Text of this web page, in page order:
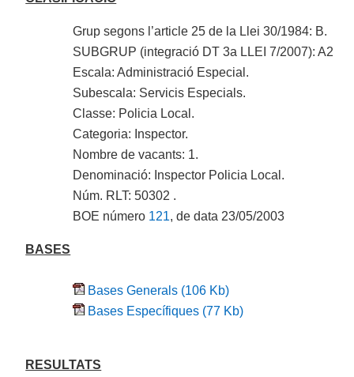
Grup segons l’article 25 de la Llei 30/1984: B.
SUBGRUP (integració DT 3a LLEI 7/2007): A2
Escala: Administració Especial.
Subescala: Servicis Especials.
Classe: Policia Local.
Categoria: Inspector.
Nombre de vacants: 1.
Denominació: Inspector Policia Local.
Núm. RLT: 50302 .
BOE número 121, de data 23/05/2003
BASES
Bases Generals (106 Kb)
Bases Específiques (77 Kb)
RESULTATS